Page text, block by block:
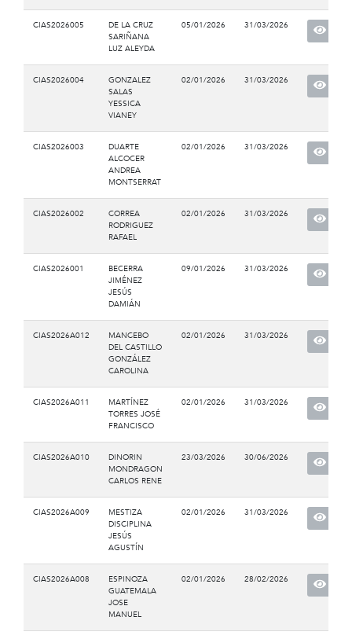
CIAS2026005
DE LA CRUZ
SARIÑANA
LUZ ALEYDA
05/01/2026 31/03/2026
CIAS2026004
GONZALEZ
SALAS
YESSICA
VIANEY
02/01/2026 31/03/2026
CIAS2026003
DUARTE
ALCOCER
ANDREA
MONTSERRAT
02/01/2026 31/03/2026
CIAS2026002
CORREA
RODRIGUEZ
RAFAEL
02/01/2026 31/03/2026
CIAS2026001
BECERRA
JIMÉNEZ
JESÚS
DAMIÁN
09/01/2026 31/03/2026
CIAS2026A012
MANCEBO
DEL CASTILLO
GONZÁLEZ
CAROLINA
02/01/2026 31/03/2026
CIAS2026A011
MARTÍNEZ
TORRES JOSÉ
FRANCISCO
02/01/2026 31/03/2026
CIAS2026A010
DINORIN
MONDRAGON
CARLOS RENE
23/03/2026 30/06/2026
CIAS2026A009
MESTIZA
DISCIPLINA
JESÚS
AGUSTÍN
02/01/2026 31/03/2026
CIAS2026A008
ESPINOZA
GUATEMALA
JOSE
MANUEL
02/01/2026 28/02/2026